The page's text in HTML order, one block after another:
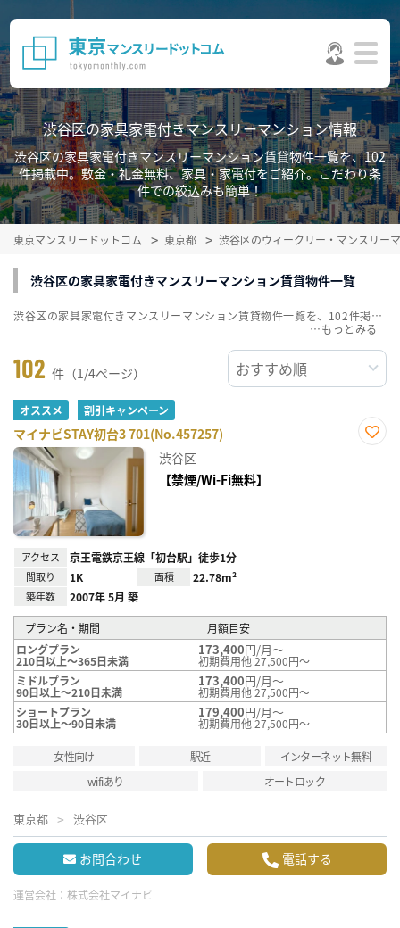
渋谷区の家具家電付きマンスリーマンション情報
渋谷区の家具家電付きマンスリーマンション賃貸物件一覧を、102
件掲載中。敷金・礼金無料、家具・家電付をご紹介。こだわり条
件での絞込みも簡単！
東京マンスリードットコム 東京都 渋谷区のウィークリー・マンスリー
渋谷区の家具家電付きマンスリーマンション賃貸物件一覧
102 件（1/4ページ）
オススメ 割引キャンペーン
マイナビSTAY初台3 701(No.457257)
渋谷区
【禁煙/Wi-Fi無料】
アクセス 京王電鉄京王線「初台駅」徒歩1分
間取り 1K 面積 22.78m²
築年数 2007年 5月 築
プラン名・期間
月額目安
ロングプラン
210日以上～365日未満
173,400円/月～
初期費用他 27,500円～
ミドルプラン
90日以上～210日未満
173,400円/月～
初期費用他 27,500円～
ショートプラン
30日以上～90日未満
179,400円/月～
初期費用他 27,500円～
女性向け 駅近
インターネット無料
wifiあり
オートロック
東京都 渋谷区
お問合わせ 電話する
運営会社： 株式会社マイナビ
渋谷区の家具家電付きマンスリーマンション賃貸物件一覧を、102件掲載中。敷金・礼金無料、家具・家電付をご紹介。こだわり条件での絞込みも簡単！
…